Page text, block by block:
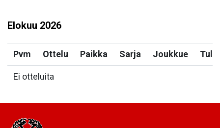
Elokuu 2026
Pvm Ottelu Paikka Sarja Joukkue
Ei otteluita